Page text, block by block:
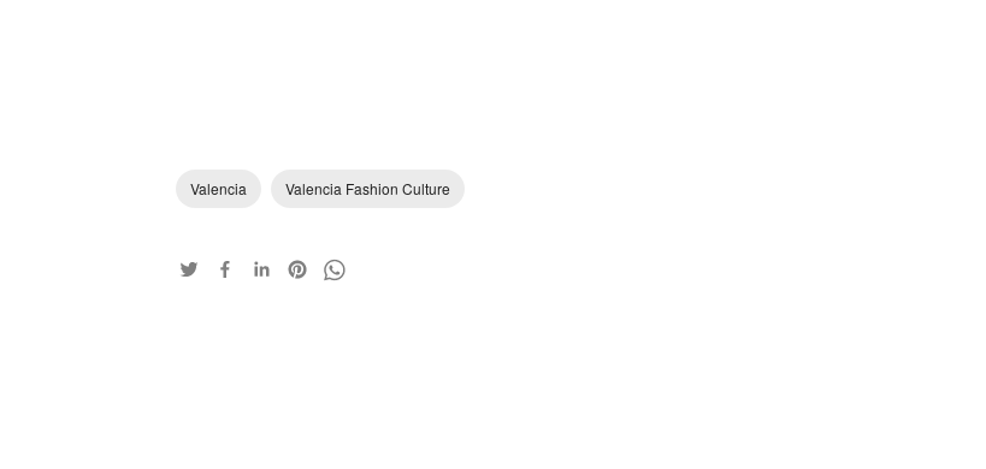
Valencia Valencia Fashion Culture